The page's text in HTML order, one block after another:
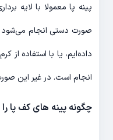
پینه پا معمولا با لایه
صورت دستی انجام
داده‌ایم، یا با استفاده از
انجام است. در غیر این
چگونه پینه های کف پا را